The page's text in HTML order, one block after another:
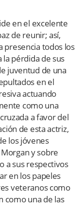
en el excelente
de reunir; así,
presencia todos los
pérdida de sus
juventud de una
en el
actuando
como una
a favor del
de esta actriz,
los jóvenes
y sobre
a sus respectivos
en los papeles
veteranos como
como una de las